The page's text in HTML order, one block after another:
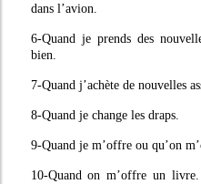
dans l’avion.
6-Quand je prends des
bien.
7-Quand j’achète de nouvelles
8-Quand je change les draps.
9-Quand je m’offre ou qu’on
10-Quand on m’offre un